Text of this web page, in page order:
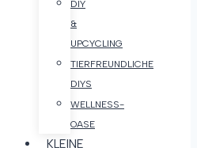
DIY
&
UPCYCLING
TIERFREUNDLICHE
DIYS
WELLNESS-
OASE
KLEINE